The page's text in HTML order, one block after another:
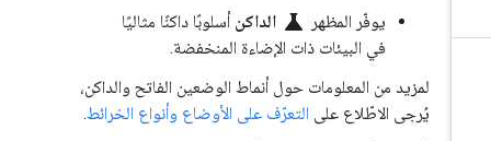
يوفّر المظهرscience الداكنأسلوبًا داكنًا مثاليًا
في البيئات ذات الإضاءة المنخفضة.
لمزيد من المعلومات حول أنماط الوضعين الفاتح والداكن،
يُرجى الاطّلاع علىالتعرّف على الأوضاع وأنواع الخرائط.